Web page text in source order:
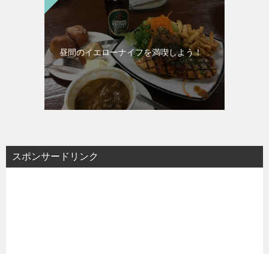
昼間のイエローナイフを満喫しよう！
スポンサードリンク